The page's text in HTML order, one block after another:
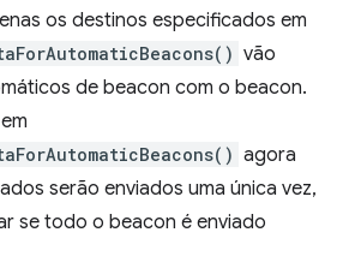
os destinos especificados em
vão
de beacon com o beacon.
em
agora
serão enviados uma única vez,
se todo o beacon é enviado